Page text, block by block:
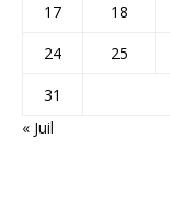
17
18
24
25
31
« Juil